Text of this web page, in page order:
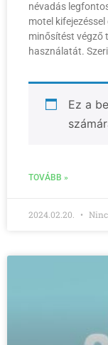
névadás
motel
minősítést végző
használatát.
Ez a
TOVÁBB »
2024.02.20.